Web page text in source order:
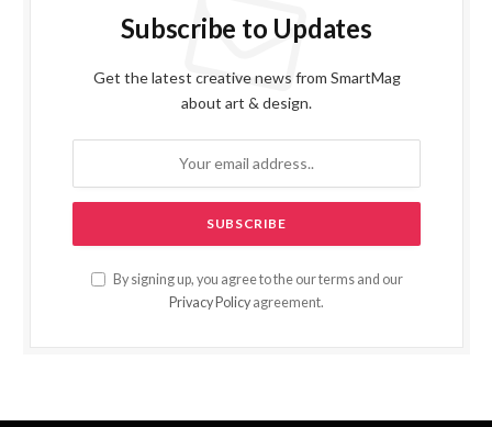
Subscribe to Updates
Get the latest creative news from SmartMag
about art & design.
By signing up, you agree to the our terms and our
Privacy Policy agreement.